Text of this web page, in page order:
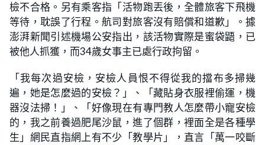
檢不合格。另有乘客指「活物跑丟後，全體旅客下飛機
等待，耽誤了行程。航司對旅客沒有賠償和道歉」。據
澎湃新聞引述機場公安指出，該活物實際是蜜袋鼯，已
被他人抓獲，而34歲女事主已處行政拘留。
「我每次過安檢，安檢人員恨不得從我的擋布多掃幾
遍，她是怎麼過的安檢？」、「藏貼身衣服裡偷運，機
器沒法掃！」、「好像現在有專門教人怎麼帶小寵安檢
的，我之前養過肥尾沙鼠，進了個群，裡面全是各種學
生」網民直指網上有不少「教學片」，直言「萬一咬斷